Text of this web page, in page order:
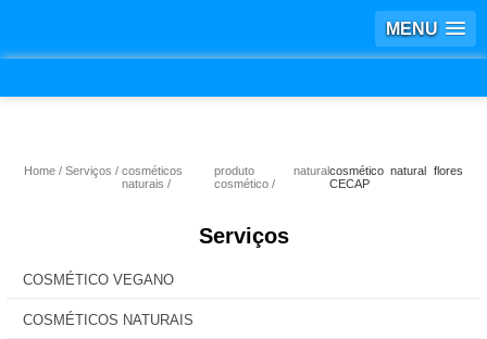
MENU
Home Serviços
cosméticos
naturais
produto natural
cosmético
cosmético natural flores
CECAP
Serviços
COSMÉTICO VEGANO
COSMÉTICOS NATURAIS